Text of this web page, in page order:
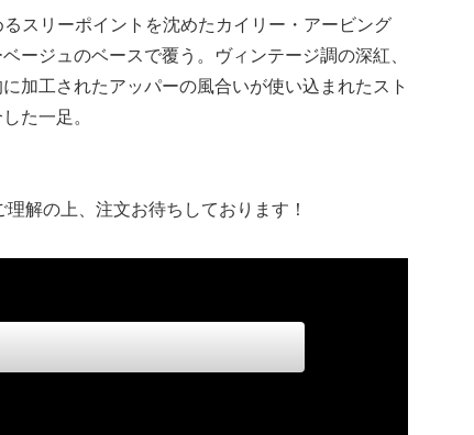
スリーポイントを沈めたカイリー・アービング
ージュのベースで覆う。ヴィンテージ調の深紅、
加工されたアッパーの風合いが使い込まれたスト
た一足。
解の上、注文お待ちしております！